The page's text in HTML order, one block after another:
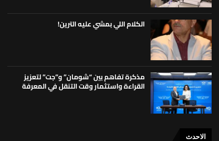
الكلام اللي بمشي عليه الترين!
مذكرة تفاهم بين “شومان” و”جت” لتعزيز
القراءة واستثمار وقت التنقل في المعرفة
الاحدث